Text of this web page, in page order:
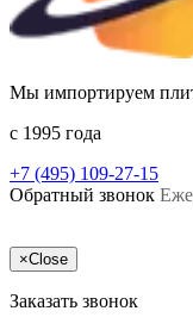
Мы импортируем
c 1995 года
+7 (495) 109-27-15
Обратный звонок
×Close
Заказать звонок